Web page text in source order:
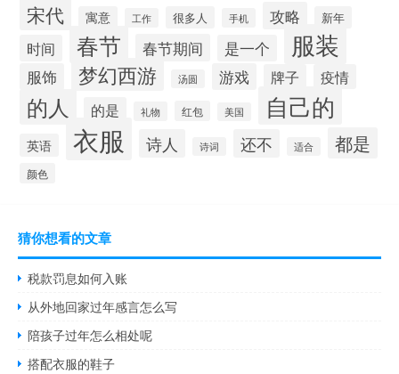
宋代 寓意 工作 很多人 手机 攻略 新年
时间 春节 春节期间 是一个 服装
服饰 梦幻西游 汤圆 游戏 牌子 疫情
的人 的是 礼物 红包 美国 自己的
英语 衣服 诗人 诗词 还不 适合 都是
颜色
猜你想看的文章
税款罚息如何入账
从外地回家过年感言怎么写
陪孩子过年怎么相处呢
搭配衣服的鞋子